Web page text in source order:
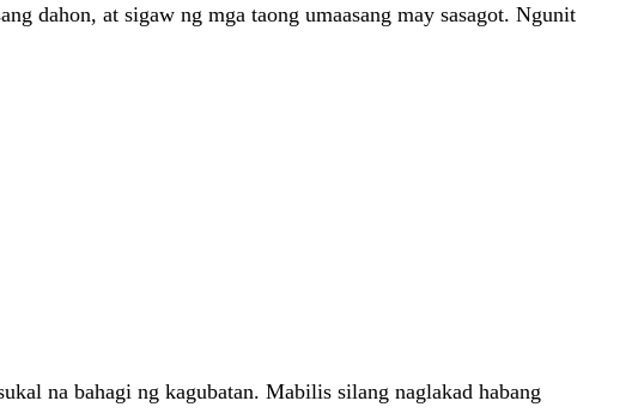
dahon, at sigaw ng mga taong umaasang may sasagot. Ngunit
na bahagi ng kagubatan. Mabilis silang naglakad habang